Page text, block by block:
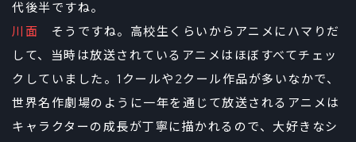
代後半ですね。
川面 そうですね。高校生くらいからアニメにハマりだ
して、当時は放送されているアニメはほぼすべてチェッ
クしていました。1クールや2クール作品が多いなかで、
世界名作劇場のように一年を通じて放送されるアニメは
キャラクターの成長が丁寧に描かれるので、大好きなシ